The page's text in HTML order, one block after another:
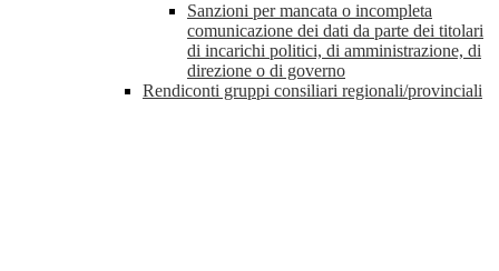
Sanzioni per mancata o incompleta
comunicazione dei dati da parte dei titolari
di incarichi politici, di amministrazione, di
direzione o di governo
Rendiconti gruppi consiliari regionali/provinciali